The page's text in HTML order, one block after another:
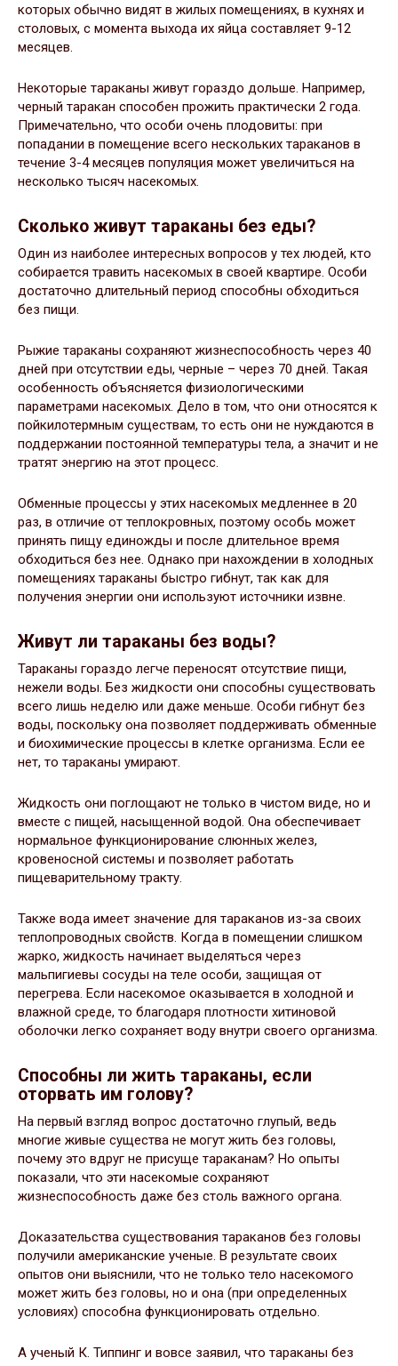
которых обычно видят в жилых помещениях, в кухнях и
столовых, с момента выхода их яйца составляет 9-12
месяцев.
Некоторые тараканы живут гораздо дольше. Например,
черный таракан способен прожить практически 2 года.
Примечательно, что особи очень плодовиты: при
попадании в помещение всего нескольких тараканов в
течение 3-4 месяцев популяция может увеличиться на
несколько тысяч насекомых.
Сколько живут тараканы без еды?
Один из наиболее интересных вопросов у тех людей, кто
собирается травить насекомых в своей квартире. Особи
достаточно длительный период способны обходиться
без пищи.
Рыжие тараканы сохраняют жизнеспособность через 40
дней при отсутствии еды, черные – через 70 дней. Такая
особенность объясняется физиологическими
параметрами насекомых. Дело в том, что они относятся к
пойкилотермным существам, то есть они не нуждаются в
поддержании постоянной температуры тела, а значит и не
тратят энергию на этот процесс.
Обменные процессы у этих насекомых медленнее в 20
раз, в отличие от теплокровных, поэтому особь может
принять пищу единожды и после длительное время
обходиться без нее. Однако при нахождении в холодных
помещениях тараканы быстро гибнут, так как для
получения энергии они используют источники извне.
Живут ли тараканы без воды?
Тараканы гораздо легче переносят отсутствие пищи,
нежели воды. Без жидкости они способны существовать
всего лишь неделю или даже меньше. Особи гибнут без
воды, поскольку она позволяет поддерживать обменные
и биохимические процессы в клетке организма. Если ее
нет, то тараканы умирают.
Жидкость они поглощают не только в чистом виде, но и
вместе с пищей, насыщенной водой. Она обеспечивает
нормальное функционирование слюнных желез,
кровеносной системы и позволяет работать
пищеварительному тракту.
Также вода имеет значение для тараканов из-за своих
теплопроводных свойств. Когда в помещении слишком
жарко, жидкость начинает выделяться через
мальпигиевы сосуды на теле особи, защищая от
перегрева. Если насекомое оказывается в холодной и
влажной среде, то благодаря плотности хитиновой
оболочки легко сохраняет воду внутри своего организма.
Способны ли жить тараканы, если
оторвать им голову?
На первый взгляд вопрос достаточно глупый, ведь
многие живые существа не могут жить без головы,
почему это вдруг не присуще тараканам? Но опыты
показали, что эти насекомые сохраняют
жизнеспособность даже без столь важного органа.
Доказательства существования тараканов без головы
получили американские ученые. В результате своих
опытов они выяснили, что не только тело насекомого
может жить без головы, но и она (при определенных
условиях) способна функционировать отдельно.
А ученый К. Типпинг и вовсе заявил, что тараканы без